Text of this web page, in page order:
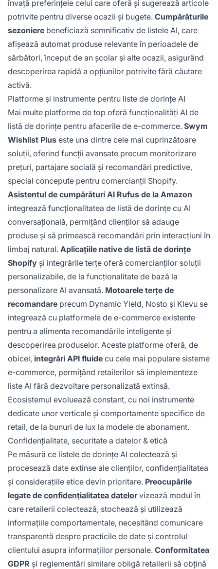
învață preferințele celui care oferă și sugerează articole
potrivite pentru diverse ocazii și bugete. Cumpărăturile
sezoniere beneficiază semnificativ de listele AI, care
afișează automat produse relevante în perioadele de
sărbători, început de an școlar și alte ocazii, asigurând
descoperirea rapidă a opțiunilor potrivite fără căutare
activă.
Platforme și instrumente pentru liste de dorințe AI
Mai multe platforme de top oferă funcționalități AI de
listă de dorințe pentru afacerile de e-commerce. Swym
Wishlist Plus este una dintre cele mai cuprinzătoare
soluții, oferind funcții avansate precum monitorizare
prețuri, partajare socială și recomandări predictive,
special concepute pentru comercianții Shopify.
Asistentul de cumpărături AI Rufus de la Amazon
integrează funcționalitatea de listă de dorințe cu AI
conversațională, permițând clienților să adauge
produse și să primească recomandări prin interacțiuni în
limbaj natural. Aplicațiile native de listă de dorințe
Shopify și integrările terțe oferă comercianților soluții
personalizabile, de la funcționalitate de bază la
personalizare AI avansată. Motoarele terțe de
recomandare precum Dynamic Yield, Nosto și Klevu se
integrează cu platformele de e-commerce existente
pentru a alimenta recomandările inteligente și
descoperirea produselor. Aceste platforme oferă, de
obicei, integrări API fluide cu cele mai populare sisteme
e-commerce, permițând retailerilor să implementeze
liste AI fără dezvoltare personalizată extinsă.
Ecosistemul evoluează constant, cu noi instrumente
dedicate unor verticale și comportamente specifice de
retail, de la bunuri de lux la modele de abonament.
Confidențialitate, securitate a datelor & etică
Pe măsură ce listele de dorințe AI colectează și
procesează date extinse ale clienților, confidențialitatea
și considerațiile etice devin prioritare. Preocupările
legate de confidențialitatea datelorvizează modul în
care retailerii colectează, stochează și utilizează
informațiile comportamentale, necesitând comunicare
transparentă despre practicile de date și controlul
clientului asupra informațiilor personale. Conformitatea
GDPR și reglementări similare obligă retailerii să obțină